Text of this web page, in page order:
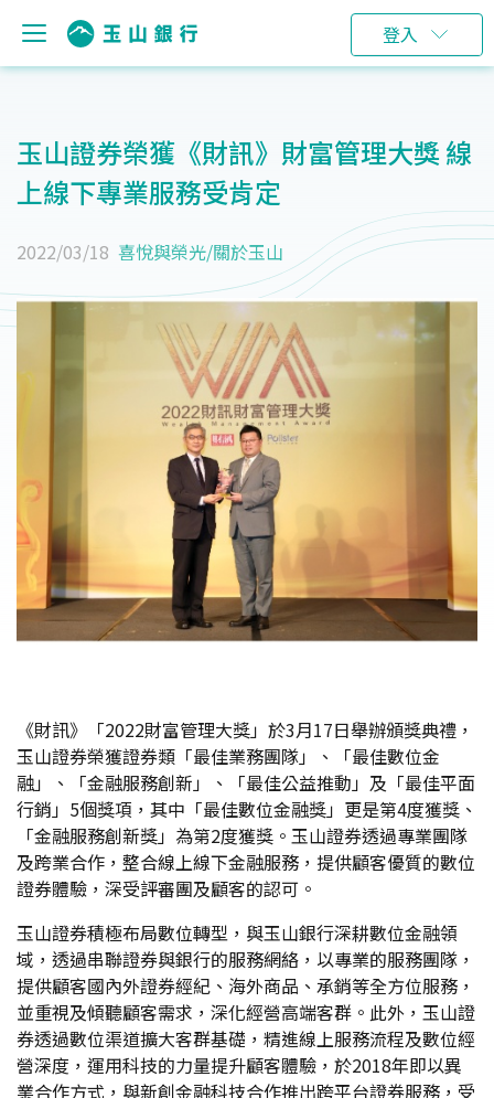
登入
玉山證券榮獲《財訊》財富管理大獎 線
上線下專業服務受肯定
2022/03/18 喜悅與榮光/關於玉山
《財訊》「2022財富管理大獎」於3月17日舉辦頒獎典禮，
玉山證券榮獲證券類「最佳業務團隊」、「最佳數位金
融」、「金融服務創新」、「最佳公益推動」及「最佳平面
行銷」5個獎項，其中「最佳數位金融獎」更是第4度獲獎、
「金融服務創新獎」為第2度獲獎。玉山證券透過專業團隊
及跨業合作，整合線上線下金融服務，提供顧客優質的數位
證券體驗，深受評審團及顧客的認可。
玉山證券積極布局數位轉型，與玉山銀行深耕數位金融領
域，透過串聯證券與銀行的服務網絡，以專業的服務團隊，
提供顧客國內外證券經紀、海外商品、承銷等全方位服務，
並重視及傾聽顧客需求，深化經營高端客群。此外，玉山證
券透過數位渠道擴大客群基礎，精進線上服務流程及數位經
營深度，運用科技的力量提升顧客體驗，於2018年即以異
業合作方式，與新創金融科技合作推出跨平台證券服務，受